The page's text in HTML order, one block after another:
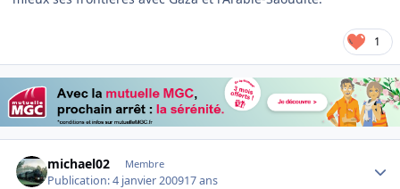
1
michael02 Membre
Publication:4 janvier 200917 ans